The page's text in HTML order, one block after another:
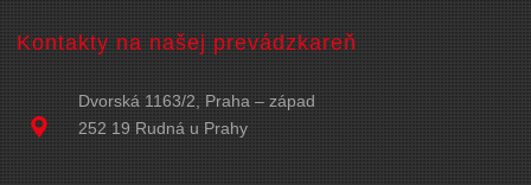
Kontakty na našej prevádzkareň
Dvorská 1163/2, Praha – západ
252 19 Rudná u Prahy